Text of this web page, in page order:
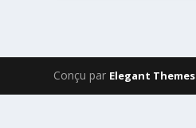
Conçu par Elegant Themes